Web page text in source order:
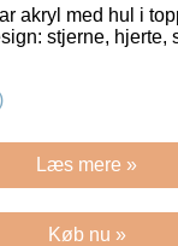
akryl med hul i
stjerne, hjerte,
Læs mere »
Køb nu »